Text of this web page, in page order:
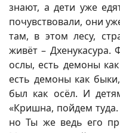
знают, а дети уже
почувствовали, они
там, в этом лесу,
живёт – Дхенукасура.
ослы, есть демоны
есть демоны как
был как осёл. И
«Кришна, пойдем
но Ты же ведь его